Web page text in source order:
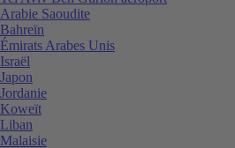
Arabie Saoudite
Bahreïn
Émirats Arabes Unis
Israël
Japon
Jordanie
Koweït
Liban
Malaisie